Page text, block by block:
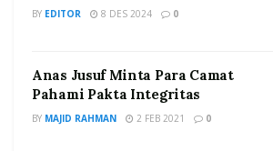
BY EDITOR 8 DES 2024 0
Anas Jusuf Minta Para Camat
Pahami Pakta Integritas
BY MAJID RAHMAN 2 FEB 2021 0